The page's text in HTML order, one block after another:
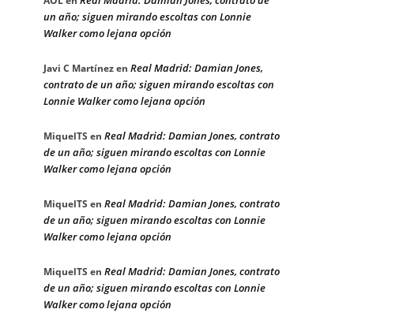
un año; siguen mirando escoltas con Lonnie
Walker como lejana opción
Javi C Martínezen Real Madrid: Damian Jones,
contrato de un año; siguen mirando escoltas con
Lonnie Walker como lejana opción
MiquelTS en Real Madrid: Damian Jones, contrato
de un año; siguen mirando escoltas con Lonnie
Walker como lejana opción
MiquelTS en Real Madrid: Damian Jones, contrato
de un año; siguen mirando escoltas con Lonnie
Walker como lejana opción
MiquelTS en Real Madrid: Damian Jones, contrato
de un año; siguen mirando escoltas con Lonnie
Walker como lejana opción